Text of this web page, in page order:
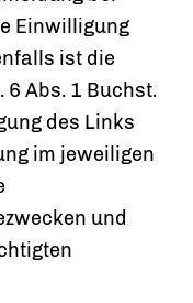
Einwilligung
ist die
Abs. 1 Buchst.
des Links
im jeweiligen
und